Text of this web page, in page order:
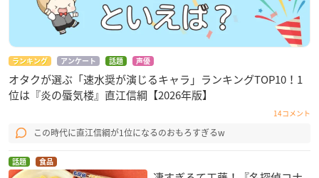
ランキング アンケート 話題 声優
オタクが選ぶ「速水奨が演じるキャラ」ランキングTOP10！1
位は『炎の蜃気楼』直江信綱【2026年版】
14コメント
この時代に直江信綱が1位になるのおもろすぎるw
話題 食品